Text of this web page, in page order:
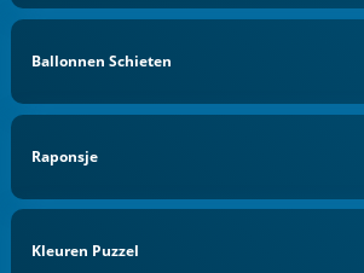
Ballonnen Schieten
Raponsje
Kleuren Puzzel